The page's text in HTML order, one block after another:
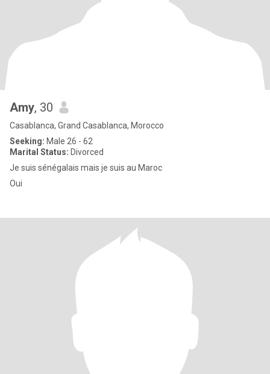
Amy, 30
Casablanca, Grand Casablanca, Morocco
Seeking: Male 26 - 62
Marital Status: Divorced
Je suis sénégalais mais je suis au Maroc
Oui